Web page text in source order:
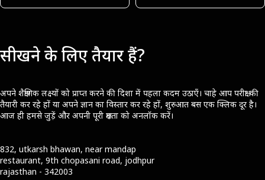
सीखने के लिए तैयार हैं?
अपने शैक्षणिक लक्ष्यों को प्राप्त करने की दिशा में पहला कदम उठाएँ। चाहे आप परीक्षा की
तैयारी कर रहे हों या अपने ज्ञान का विस्तार कर रहे हों, शुरुआत बस एक क्लिक दूर है।
आज ही हमसे जुड़ें और अपनी पूरी क्षमता को अनलॉक करें।
832, utkarsh bhawan, near mandap
restaurant, 9th chopasani road, jodhpur
rajasthan - 342003